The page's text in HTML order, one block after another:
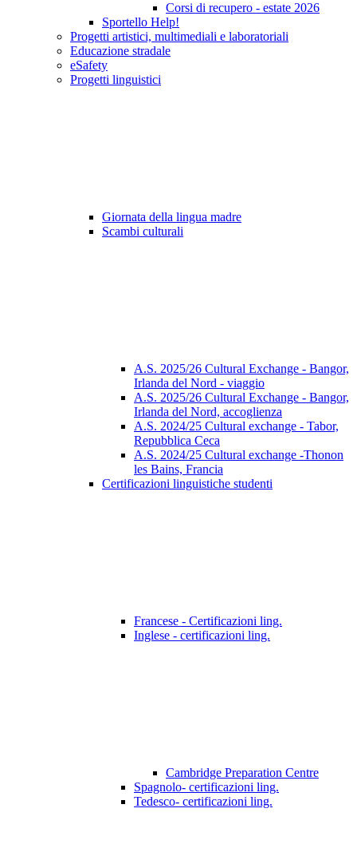
Corsi di recupero - estate 2026
Sportello Help!
Progetti artistici, multimediali e laboratoriali
Educazione stradale
eSafety
Progetti linguistici
Giornata della lingua madre
Scambi culturali
A.S. 2025/26 Cultural Exchange - Bangor,
Irlanda del Nord - viaggio
A.S. 2025/26 Cultural Exchange - Bangor,
Irlanda del Nord, accoglienza
A.S. 2024/25 Cultural exchange - Tabor,
Repubblica Ceca
A.S. 2024/25 Cultural exchange -Thonon
les Bains, Francia
Certificazioni linguistiche studenti
Francese - Certificazioni ling.
Inglese - certificazioni ling.
Cambridge Preparation Centre
Spagnolo- certificazioni ling.
Tedesco- certificazioni ling.